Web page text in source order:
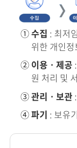
①수집 : 최저
위한 개인정
② 이용ㆍ제공
원 처리 및
③관리ㆍ보관
④파기 : 보유